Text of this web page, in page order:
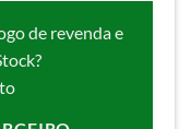
de revenda e